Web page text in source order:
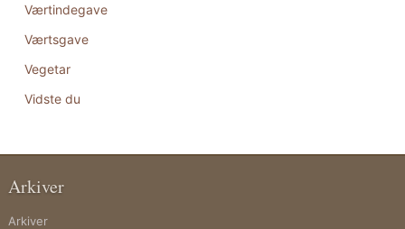
Værtindegave
Værtsgave
Vegetar
Vidste du
Arkiver
Arkiver